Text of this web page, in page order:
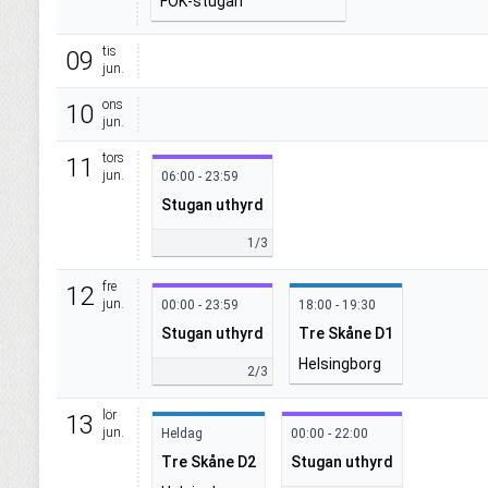
09
tis
jun.
10 ons
jun.
11
tors
jun.
06:00 - 23:59
Stugan uthyrd
1/3
12 fre
jun.
00:00 - 23:59
Stugan uthyrd
2/3
18:00 - 19:30
Tre Skåne D1
Helsingborg
13
lör
jun.
Heldag
Tre Skåne D2
00:00 - 22:00
Stugan uthyrd